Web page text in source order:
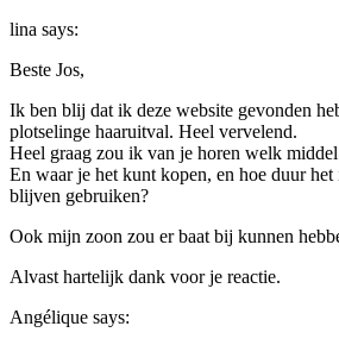
lina says:
Beste Jos,
Ik ben blij dat ik deze website gevonden
plotselinge haaruitval. Heel vervelend.
Heel graag zou ik van je horen welk
En waar je het kunt kopen, en hoe duur het
blijven gebruiken?
Ook mijn zoon zou er baat bij kunnen
Alvast hartelijk dank voor je reactie.
Angélique says: